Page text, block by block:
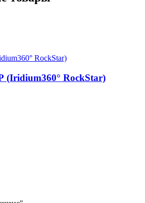
RockStar)